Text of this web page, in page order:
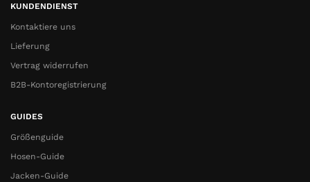
KUNDENDIENST
Kontaktiere uns
Lieferung
Vertrag widerrufen
B2B-Kontoregistrierung
GUIDES
Größenguide
Hosen-Guide
Jacken-Guide